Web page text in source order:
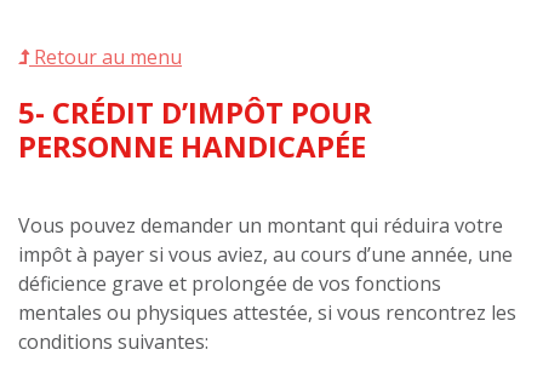
Retour au menu
5- CRÉDIT D’IMPÔT POUR
PERSONNE HANDICAPÉE
Vous pouvez demander un montant qui réduira votre
impôt à payer si vous aviez, au cours d’une année, une
déficience grave et prolongée de vos fonctions
mentales ou physiques attestée, si vous rencontrez les
conditions suivantes: